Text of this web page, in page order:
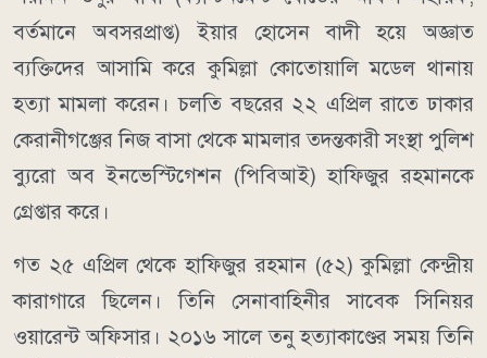
বর্তমানে অবসরপ্রাপ্ত) ইয়ার হোসেন বাদী হয়ে অজ্ঞাত
ব্যক্তিদের আসামি করে কুমিল্লা কোতোয়ালি মডেল থানায়
হত্যা মামলা করেন। চলতি বছরের ২২ এপ্রিল রাতে ঢাকার
কেরানীগঞ্জের নিজ বাসা থেকে মামলার তদন্তকারী সংস্থা পুলিশ
ব্যুরো অব ইনভেস্টিগেশন (পিবিআই) হাফিজুর রহমানকে
গ্রেপ্তার করে।
গত ২৫ এপ্রিল থেকে হাফিজুর রহমান (৫২) কুমিল্লা কেন্দ্রীয়
কারাগারে ছিলেন। তিনি সেনাবাহিনীর সাবেক সিনিয়র
ওয়ারেন্ট অফিসার। ২০১৬ সালে তনু হত্যাকাণ্ডের সময় তিনি